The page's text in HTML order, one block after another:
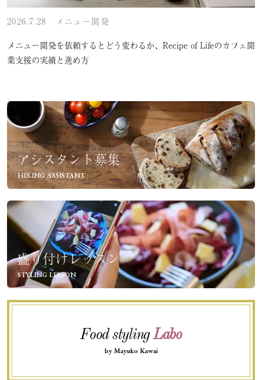
2026.7.28 メニュー開発
メニュー開発を依頼するとどう変わるか、Recipe of Lifeのカフェ開
業支援の実績と進め方
アシスタント募集
HIRING ASSISTANT
盛り付けレッスン
STYLING LESSON
Food stylingLabo
by Mayuko Kawai